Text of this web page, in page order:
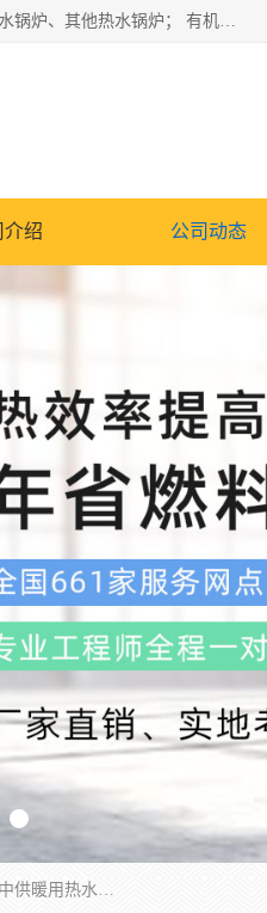
蒸汽锅炉：水管锅炉、火管锅炉、混合式锅炉、其他蒸汽锅炉； 热水锅炉：家用型集中供暖用热水锅炉、其他热水锅炉； 有机热载体锅炉； 船用蒸汽锅炉； （锅炉用辅助设备及装置）蒸汽冷凝器：表面冷凝器、混合式冷凝器、空冷式冷凝器、其他蒸汽冷凝器； 锅炉用辅助设备：节热器、蒸汽收集器、蓄能器、烟垢清除器、气体回收器、泥渣刮除器、空气预热器、其他锅炉用辅助设备；
介绍 公司动态
蒸汽锅炉：水管锅炉、火管锅炉、混合式锅炉、其他蒸汽锅炉； 热水锅炉：家用型集中供暖用热水锅炉、其他热水锅炉； 有机热载体锅炉； 船用蒸汽锅炉； （锅炉用辅助设备及装置）蒸汽冷凝器：表面冷凝器、混合式冷凝器、空冷式冷凝器、其他蒸汽冷凝器； 锅炉用辅助设备：节热器、蒸汽收集器、蓄能器、烟垢清除器、气体回收器、泥渣刮除器、空气预热器、其他锅炉用辅助设备；